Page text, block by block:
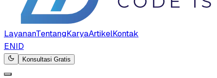
LayananTentangKaryaArtikelKontak
ENID
Konsultasi Gratis